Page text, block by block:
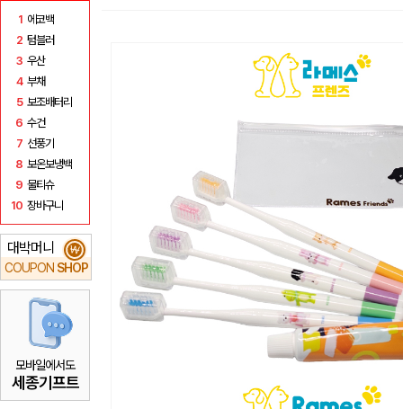
1 에코백
2 텀블러
3 우산
4 부채
5 보조배터리
6 수건
7 선풍기
8 보온보냉백
9 물티슈
10 장바구니
대박머니
COUPON SHOP
₩
모바일에서도
세종기프트